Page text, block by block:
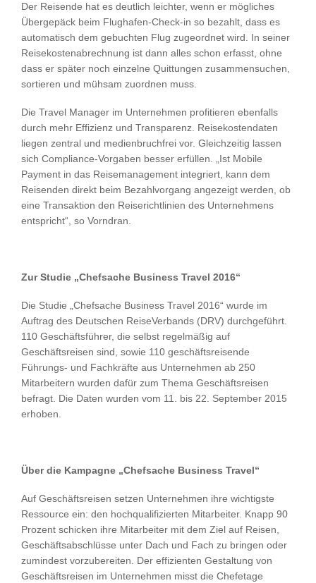
Der Reisende hat es deutlich leichter, wenn er mögliches
Übergepäck beim Flughafen-Check-in so bezahlt, dass es
automatisch dem gebuchten Flug zugeordnet wird. In seiner
Reisekostenabrechnung ist dann alles schon erfasst, ohne
dass er später noch einzelne Quittungen zusammensuchen,
sortieren und mühsam zuordnen muss.
Die Travel Manager im Unternehmen profitieren ebenfalls
durch mehr Effizienz und Transparenz. Reisekostendaten
liegen zentral und medienbruchfrei vor. Gleichzeitig lassen
sich Compliance-Vorgaben besser erfüllen. „Ist Mobile
Payment in das Reisemanagement integriert, kann dem
Reisenden direkt beim Bezahlvorgang angezeigt werden, ob
eine Transaktion den Reiserichtlinien des Unternehmens
entspricht“, so Vorndran.
Zur Studie „Chefsache Business Travel 2016“
Die Studie „Chefsache Business Travel 2016“ wurde im
Auftrag des Deutschen ReiseVerbands (DRV) durchgeführt.
110 Geschäftsführer, die selbst regelmäßig auf
Geschäftsreisen sind, sowie 110 geschäftsreisende
Führungs- und Fachkräfte aus Unternehmen ab 250
Mitarbeitern wurden dafür zum Thema Geschäftsreisen
befragt. Die Daten wurden vom 11. bis 22. September 2015
erhoben.
Über die Kampagne „Chefsache Business Travel“
Auf Geschäftsreisen setzen Unternehmen ihre wichtigste
Ressource ein: den hochqualifizierten Mitarbeiter. Knapp 90
Prozent schicken ihre Mitarbeiter mit dem Ziel auf Reisen,
Geschäftsabschlüsse unter Dach und Fach zu bringen oder
zumindest vorzubereiten. Der effizienten Gestaltung von
Geschäftsreisen im Unternehmen misst die Chefetage